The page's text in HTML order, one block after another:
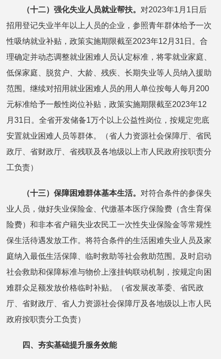
（十二）强化失业人员就业帮扶。 对2023年1月1日后
招用登记失业半年以上人员的企业，参照青年群体给予一次
性吸纳就业补贴，政策实施期限截至2023年12月31日。合
理确定并动态调整就业困难人员认定标准，将零就业家庭、
低保家庭、脱贫户、大龄、残疾、长期失业等人员纳入援助
范围。继续对招用就业困难人员的用人单位按每人每月200
元标准给予一般性岗位补贴，政策实施期限截至2023年12
月31日。全省开发储备1万个以上公益性岗位，按规定兜底
安置就业困难人员等群体。（省人力资源社会保障厅、省民
政厅、省财政厅、省残联及各地级以上市人民政府按职责分
工负责）
（十三）保障困难群体基本生活。 对符合条件的参保失
业人员，做好失业保险金、代缴基本医疗保险费（含生育保
险费）和非本省户籍失业农民工一次性失业保险金等常规性
保生活待遇发放工作。将符合条件的生活困难失业人员及家
庭纳入最低生活保障、临时救助等社会救助范围。及时启动
社会救助和保障标准与物价上涨挂钩联动机制，按规定向困
难群众足额发放价格临时补贴。（省发展改革委、省民政
厅、省财政厅、省人力资源社会保障厅及各地级以上市人民
政府按职责分工负责）
四、夯实基础提升服务效能